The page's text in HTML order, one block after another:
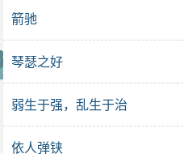
箭驰
琴瑟之好
弱生于强，乱生于治
依人弹铗